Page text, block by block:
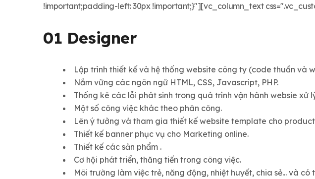
!important;padding-left: 30px !important;}"][vc_column_text
01 Designer
Lập trình thiết kế và hệ thống website công ty (code thuần và
Nắm vững các ngôn ngữ HTML, CSS, Javascript, PHP.
Thống kê các lỗi phát sinh trong quá trình vận hành websie xử
Một số công việc khác theo phân công.
Lên ý tưởng và tham gia thiết kế website template cho
Thiết kế banner phục vụ cho Marketing online.
Thiết kế các sản phẩm .
Cơ hội phát triển, thăng tiến trong công việc.
Môi trường làm việc trẻ, năng động, nhiệt huyết, chia sẻ... và